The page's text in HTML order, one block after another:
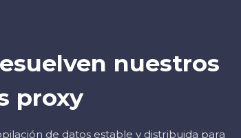
nuestros
proxy
de datos estable y distribuida para